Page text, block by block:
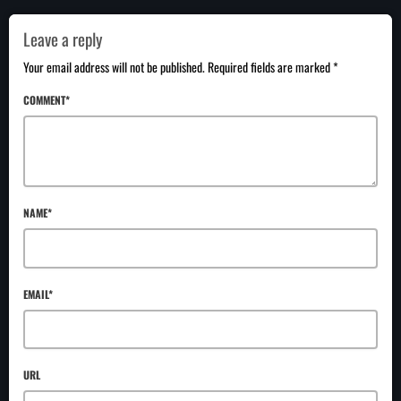
Leave a reply
Your email address will not be published. Required fields are marked *
COMMENT*
NAME*
EMAIL*
URL